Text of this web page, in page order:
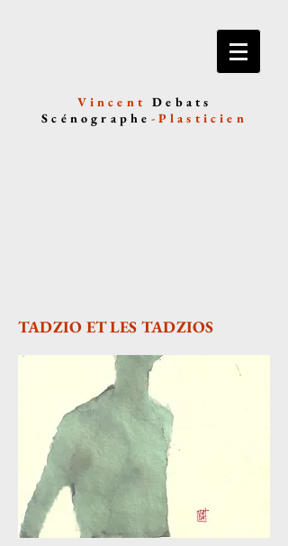
VincentDebats
Scénographe - Plasticien
TADZIO ET LES TADZIOS